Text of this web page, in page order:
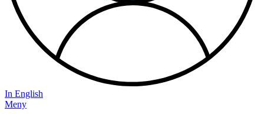
In English
Meny